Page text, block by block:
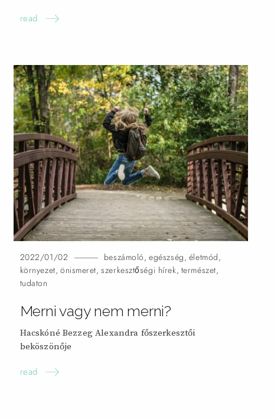
read
2022/01/02 beszámoló,egészség, életmód,
környezet, önismeret,szerkesztőségi hírek, természet,
tudaton
Merni vagy nem merni?
Hacskóné Bezzeg Alexandra főszerkesztői
beköszönője
read